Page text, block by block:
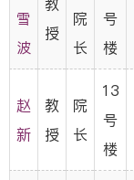
雪
波
授
院
长
号
楼
赵
新
教
授
院
长
13
号
楼